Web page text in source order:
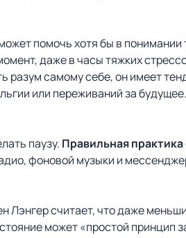
помочь хотя бы в понимании
даже в часы тяжких
разум самому себе, он имеет
или переживаний за
паузу. Правильная
фоновой музыки и
Лэнгер считает, что даже
может «простой принцип